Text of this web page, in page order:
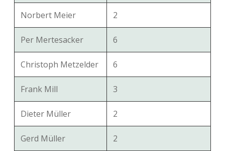
Norbert Meier 2
Per Mertesacker 6
Christoph Metzelder 6
Frank Mill 3
Dieter Müller 2
Gerd Müller 2